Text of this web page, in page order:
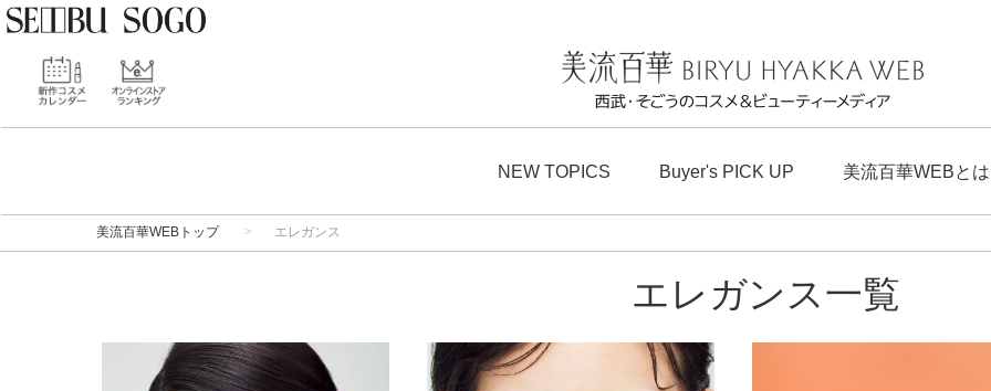
NEW TOPICS Buyer's PICK UP 美流百華WEBとは
美流百華WEBトップ エレガンス
エレガンス一覧